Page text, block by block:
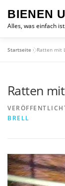
Inhalt
springen
BIENEN
Alles, was einfach
Startseite »Ratten mit
Ratten
BRELL